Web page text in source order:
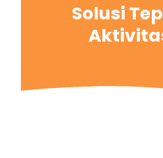
Solusi